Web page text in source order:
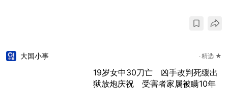
大国小事 精选 ★
19岁女中30刀亡 凶手改判死缓出
狱放炮庆祝 受害者家属被瞒10年